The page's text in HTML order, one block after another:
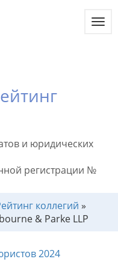
и юридических
регистрации №
коллегий »
& Parke LLP